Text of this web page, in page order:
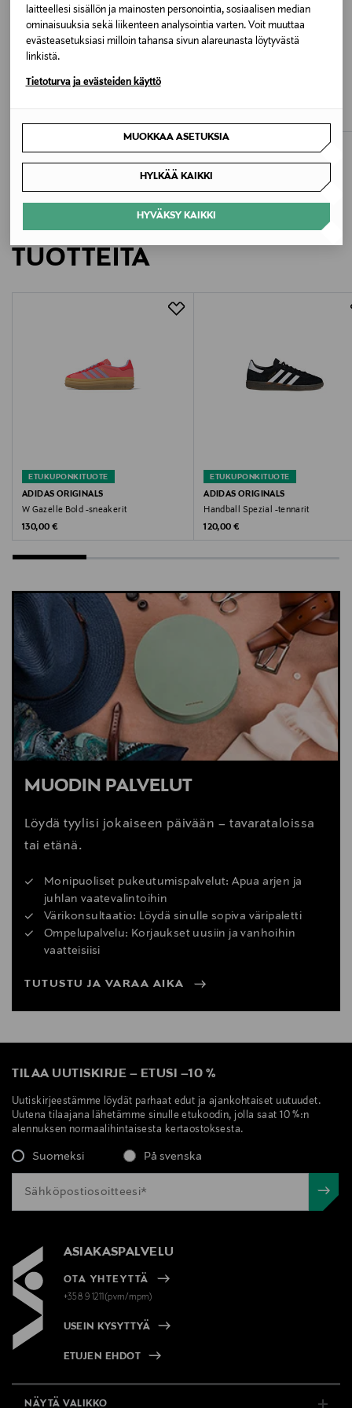
laitteellesi sisällön ja mainosten personointia, sosiaalisen median
ominaisuuksia sekä liikenteen analysointia varten. Voit muuttaa
evästeasetuksiasi milloin tahansa sivun alareunasta löytyvästä
linkistä.
Tietoturva ja evästeiden käyttö
MUOKKAA ASETUKSIA
HYLKÄÄ KAIKKI
HYVÄKSY KAIKKI
Väri
KZ6704 DUBR/OWHITE/GUM4
Valmistajan tuotenumero
BTP23
Valmistaja
ADIDAS AG
Valmistajan osoite
customerservice.fi@adidas-group.com
FJÄLLRÄVEN
LISÄÄ KIINNOSTAVIA
TUOTTEITA
ETUKUPONKITUOTE
ADIDAS ORIGINALS
W Gazelle Bold -sneakerit
Original Price
130,00 €
ETUKUPONKITUOTE
ADIDAS ORIGINALS
Handball Spezial -tennarit
Original Price
120,00 €
MUODIN PALVELUT
Löydä tyylisi jokaiseen päivään – tavarataloissa
tai etänä.
Monipuoliset pukeutumispalvelut: Apua arjen ja
juhlan vaatevalintoihin
Värikonsultaatio: Löydä sinulle sopiva väripaletti
Ompelupalvelu: Korjaukset uusiin ja vanhoihin
vaatteisiisi
TUTUSTU JA VARAA AIKA
TILAA UUTISKIRJE – ETUSI –10 %
Uutiskirjeestämme löydät parhaat edut ja ajankohtaiset uutuudet.
Uutena tilaajana lähetämme sinulle etukoodin, jolla saat 10 %:n
alennuksen normaalihintaisesta kertaostoksesta.
Suomeksi På svenska
ASIAKASPALVELU
OTA YHTEYTTÄ
+358 9 1211(pvm/mpm)
USEIN KYSYTTYÄ
ETUJEN EHDOT
NÄYTÄ VALIKKO